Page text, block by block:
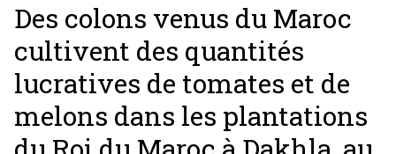
Des colons venus du Maroc
cultivent des quantités
lucratives de tomates et de
melons dans les plantations